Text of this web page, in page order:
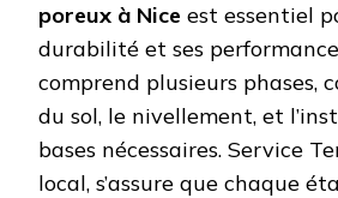
poreux à Nice est essentiel
durabilité et ses
comprend plusieurs phases,
du sol, le nivellement, et
bases nécessaires. Service
local, s’assure que chaque